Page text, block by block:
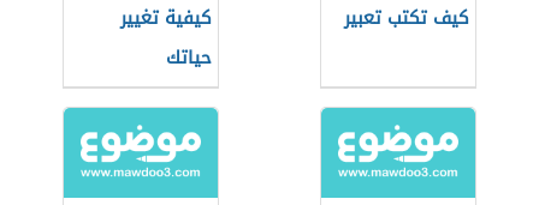
كيف تكتب تعبير
كيفية تغيير
حياتك